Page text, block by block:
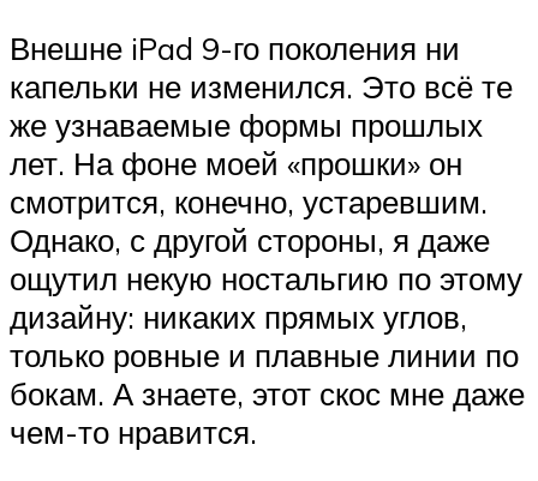
Внешне iPad 9-го поколения ни
капельки не изменился. Это всё те
же узнаваемые формы прошлых
лет. На фоне моей «прошки» он
смотрится, конечно, устаревшим.
Однако, с другой стороны, я даже
ощутил некую ностальгию по этому
дизайну: никаких прямых углов,
только ровные и плавные линии по
бокам. А знаете, этот скос мне даже
чем-то нравится.